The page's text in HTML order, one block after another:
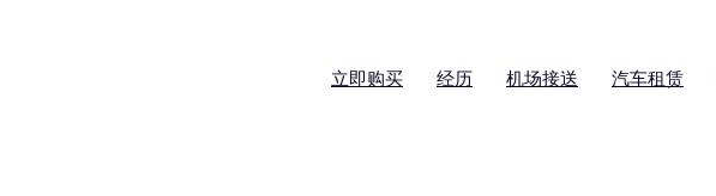
立即购买 经历 机场接送 汽车租赁